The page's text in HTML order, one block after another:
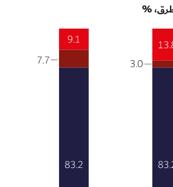
%